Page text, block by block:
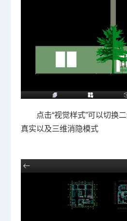
点击“视觉样式”可以切换
真实以及三维消隐模式